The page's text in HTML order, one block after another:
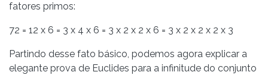
fatores primos:
72 = 12 x 6 = 3 x 4 x 6 = 3 x 2 x 2 x 6 = 3 x 2 x 2 x 2 x 3
Partindo desse fato básico, podemos agora explicar a
elegante prova de Euclides para a infinitude do conjunto